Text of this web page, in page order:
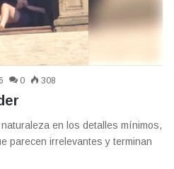
0 308
en los detalles mínimos,
parecen irrelevantes y terminan